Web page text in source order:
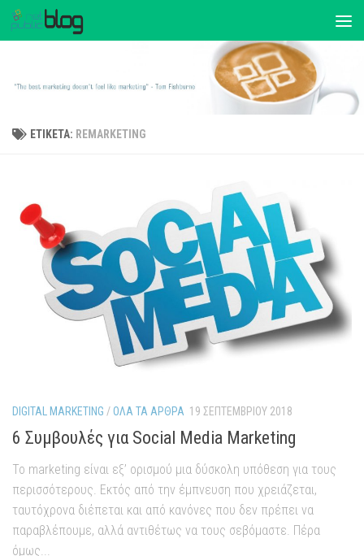
ΕΤΙΚΈΤΑ: REMARKETING
DIGITAL MARKETING /ΌΛΑ ΤΑ ΆΡΘΡΑ 19 ΣΕΠΤΕΜΒΡΊΟΥ 2018
6 Συμβουλές για Social Media Marketing
Το marketing είναι εξ’ ορισμού μια δύσκολη υπόθεση για τους
περισσότερους. Εκτός από την έμπνευση που χρειάζεται,
ταυτόχρονα διέπεται και από κανόνες που δεν πρέπει να
παραβλέπουμε, αλλά αντιθέτως να τους σεβόμαστε. Πέρα
όμως...